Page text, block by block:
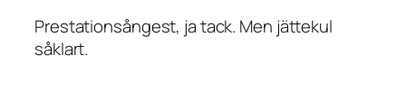
Prestationsångest, ja tack. Men jättekul
såklart.